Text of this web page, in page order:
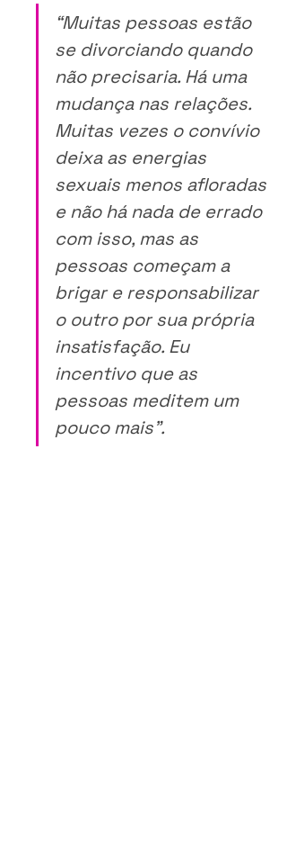
“Muitas pessoas estão
se divorciando quando
não precisaria. Há uma
mudança nas relações.
Muitas vezes o convívio
deixa as energias
sexuais menos afloradas
e não há nada de errado
com isso, mas as
pessoas começam a
brigar e responsabilizar
o outro por sua própria
insatisfação. Eu
incentivo que as
pessoas meditem um
pouco mais”.